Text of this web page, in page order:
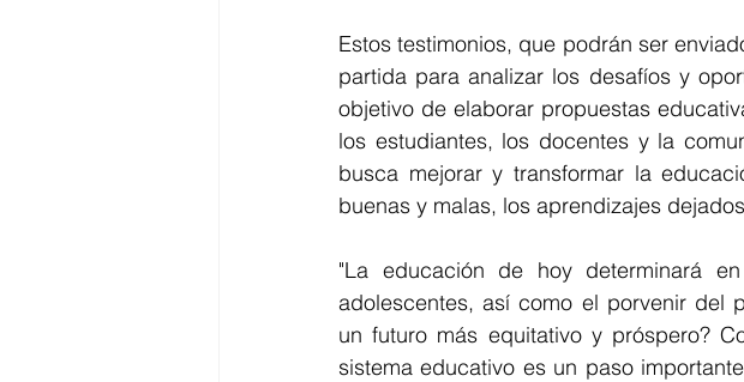
Estos testimonios, que podrán ser
partida para analizar los desafíos y
objetivo de elaborar propuestas
los estudiantes, los docentes y la
busca mejorar y transformar la
buenas y malas, los aprendizajes
"La educación de hoy determinará
adolescentes, así como el porvenir del
un futuro más equitativo y próspero?
sistema educativo es un paso